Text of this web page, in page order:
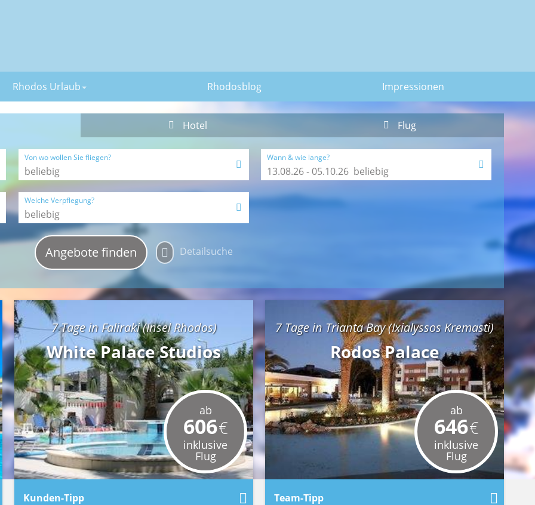
Rhodos Urlaub Rhodosblog Impressionen
Hotel Flug
Von wo wollen Sie fliegen? Wann & wie lange?
der Reisenden wählen
Welche Verpflegung?
Angebote finden Detailsuche
ab
606€
inklusive
Flug
7 Tage in Faliraki (Insel Rhodos)
White Palace Studios
Kunden-Tipp
ab
646€
inklusive
Flug
7 Tage in Trianta Bay (Ixialyssos Kremasti)
Rodos Palace
Team-Tipp